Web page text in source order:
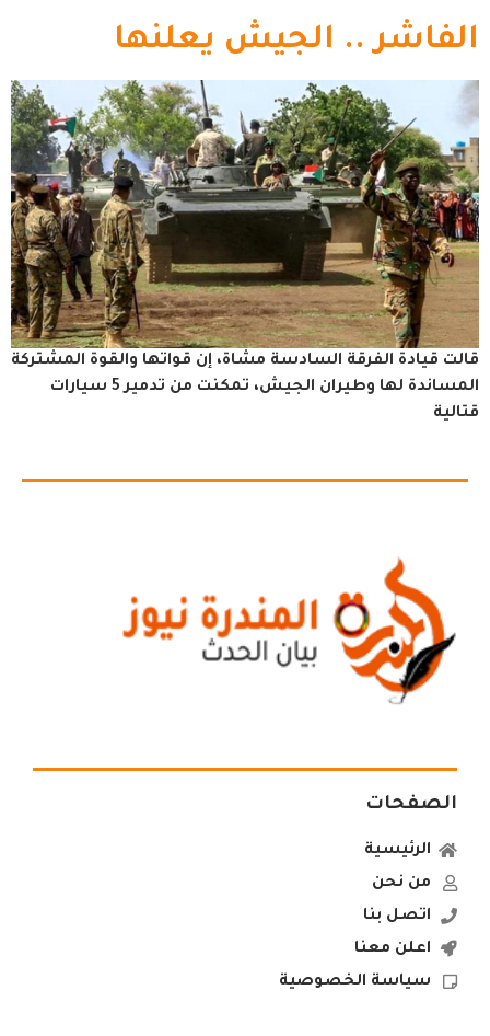
الفاشر .. الجيش يعلنها
قالت قيادة الفرقة السادسة مشاة، إن قواتها والقوة المشتركة
المساندة لها وطيران الجيش، تمكنت من تدمير 5 سيارات
قتالية
الصفحات
الرئيسية
من نحن
اتصل بنا
اعلن معنا
سياسة الخصوصية